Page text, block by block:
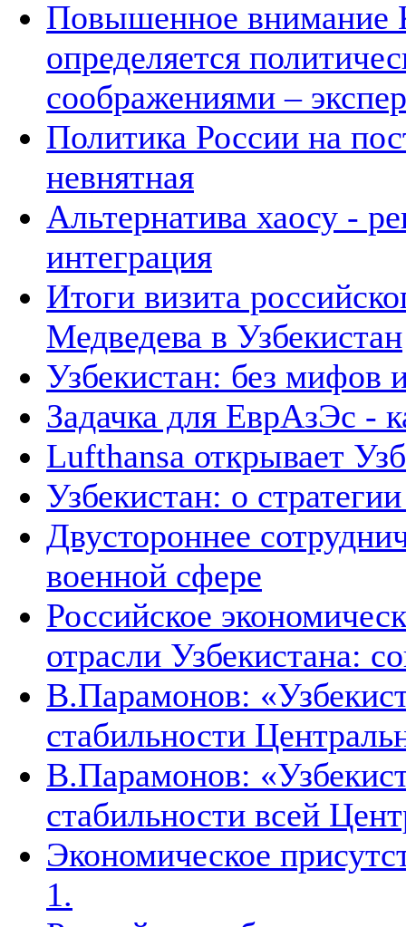
Повышенное внимание
определяется
соображениями –
Политика России на
невнятная
Альтернатива хаосу -
интеграция
Итоги визита
Медведева в Узбекистан
Узбекистан: без мифов
Задачка для ЕврАзЭс -
Lufthansa открывает
Узбекистан: о
Двустороннее
военной сфере
Российское
отрасли Узбекистана:
В.Парамонов:
стабильности
В.Парамонов:
стабильности всей
Экономическое
1.